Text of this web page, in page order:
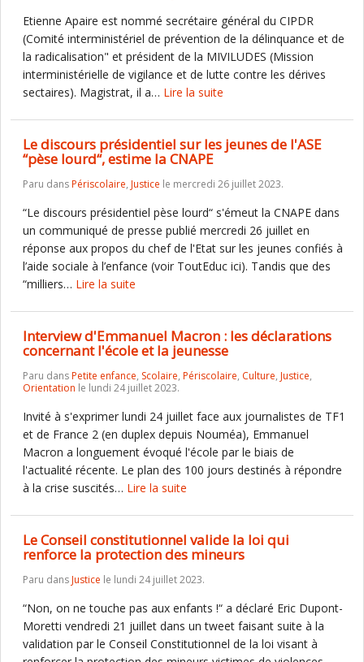
Etienne Apaire est nommé secrétaire général du CIPDR
(Comité interministériel de prévention de la délinquance et de
la radicalisation" et président de la MIVILUDES (Mission
interministérielle de vigilance et de lutte contre les dérives
sectaires). Magistrat, il a… Lire la suite
Le discours présidentiel sur les jeunes de l'ASE
“pèse lourd“, estime la CNAPE
Paru dansPériscolaire, Justice le mercredi 26 juillet 2023.
“Le discours présidentiel pèse lourd“ s'émeut la CNAPE dans
un communiqué de presse publié mercredi 26 juillet en
réponse aux propos du chef de l'Etat sur les jeunes confiés à
l’aide sociale à l’enfance (voir ToutEduc ici). Tandis que des
“milliers… Lire la suite
Interview d'Emmanuel Macron : les déclarations
concernant l'école et la jeunesse
Paru dansPetite enfance, Scolaire, Périscolaire, Culture, Justice,
Orientation le lundi 24 juillet 2023.
Invité à s'exprimer lundi 24 juillet face aux journalistes de TF1
et de France 2 (en duplex depuis Nouméa), Emmanuel
Macron a longuement évoqué l'école par le biais de
l'actualité récente. Le plan des 100 jours destinés à répondre
à la crise suscités… Lire la suite
Le Conseil constitutionnel valide la loi qui
renforce la protection des mineurs
Paru dansJustice le lundi 24 juillet 2023.
“Non, on ne touche pas aux enfants !“ a déclaré Eric Dupont-
Moretti vendredi 21 juillet dans un tweet faisant suite à la
validation par le Conseil Constitutionnel de la loi visant à